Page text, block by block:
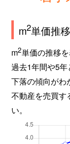
m2単価推移
m2単価の推移を
過去1年間や5年
下落の傾向がわ
不動産を売買す
い。